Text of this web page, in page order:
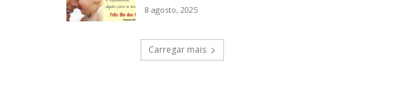
8 agosto, 2025
Carregar mais